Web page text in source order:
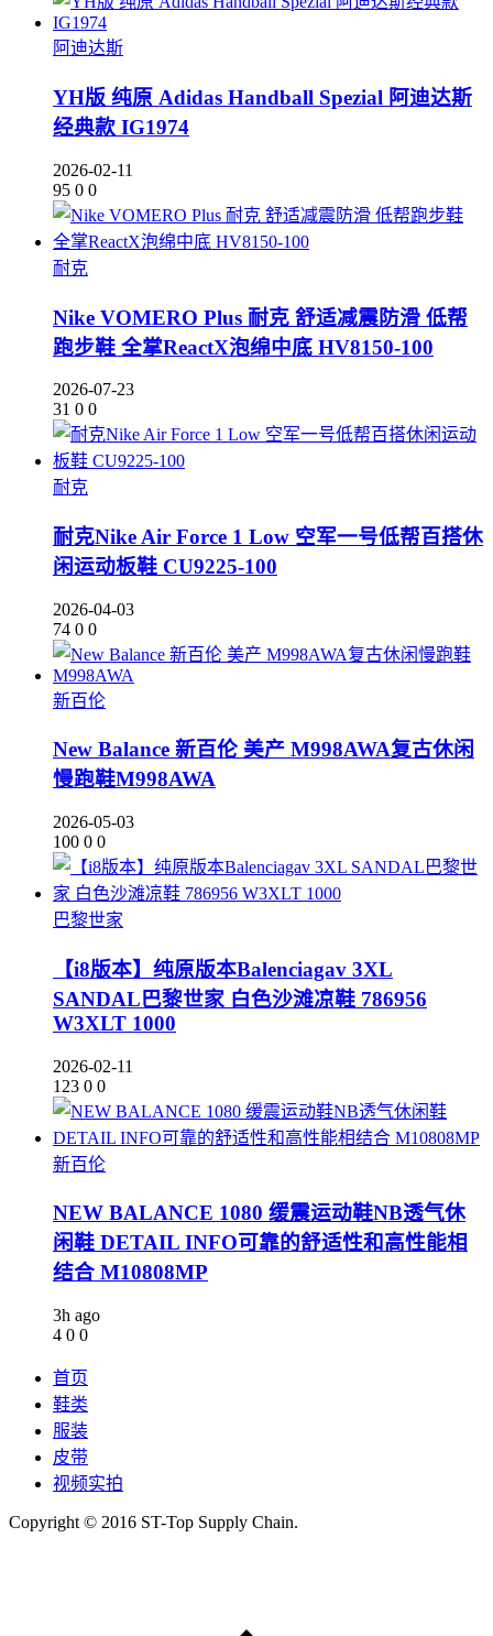
阿迪达斯
YH版 纯原 Adidas Handball Spezial 阿迪达斯
经典款 IG1974
2026-02-11
95 0 0
耐克
Nike VOMERO Plus 耐克 舒适减震防滑 低帮
跑步鞋 全掌ReactX泡绵中底 HV8150-100
2026-07-23
31 0 0
耐克
耐克Nike Air Force 1 Low 空军一号低帮百搭休
闲运动板鞋 CU9225-100
2026-04-03
74 0 0
新百伦
New Balance 新百伦 美产 M998AWA复古休闲
慢跑鞋M998AWA
2026-05-03
100 0 0
巴黎世家
【i8版本】纯原版本Balenciagav 3XL
SANDAL巴黎世家 白色沙滩凉鞋 786956
W3XLT 1000
2026-02-11
123 0 0
新百伦
NEW BALANCE 1080 缓震运动鞋NB透气休
闲鞋 DETAIL INFO可靠的舒适性和高性能相
结合 M10808MP
3h ago
4 0 0
首页
鞋类
服装
皮带
视频实拍
Copyright © 2016 ST-Top Supply Chain.